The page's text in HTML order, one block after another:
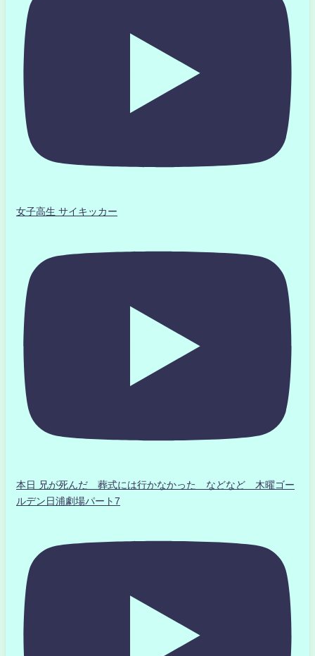
女子高生 サイキッカー
本日 兄が死んだ 葬式には行かなかった などなど 木曜ゴー
ルデン日浦劇場パート7